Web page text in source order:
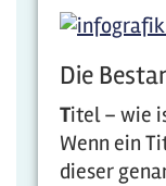
Die
Titel – wie
Wenn ein
dieser